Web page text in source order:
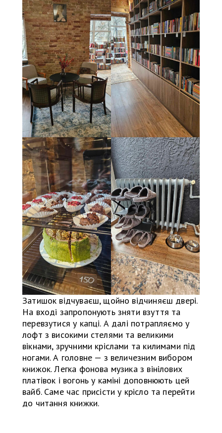
Затишок відчуваєш, щойно відчиняєш двері.
На вході запропонують зняти взуття та
перевзутися у капці. А далі потрапляємо у
лофт з високими стелями та великими
вікнами, зручними кріслами та килимами під
ногами. А головне — з величезним вибором
книжок. Легка фонова музика з вінілових
платівок і вогонь у каміні доповнюють цей
вайб. Саме час присісти у крісло та перейти
до читання книжки.